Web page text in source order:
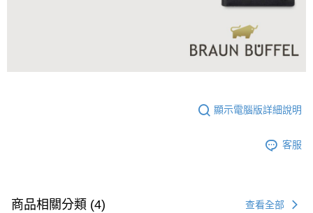
顯示電腦版詳細說明
客服
商品相關分類 (4) 查看全部